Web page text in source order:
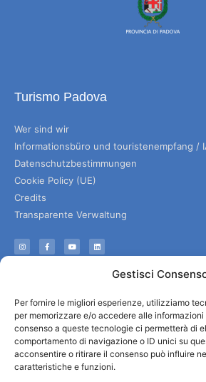
Gestisci
Per fornire le migliori esperienze, utilizziamo
per memorizzare e/o accedere alle
consenso a queste tecnologie ci permetterà di
comportamento di navigazione o ID unici su
acconsentire o ritirare il consenso può influire
caratteristiche e funzioni.
Turismo Padova
Wer sind wir
Informationsbüro und touristenempfang /
Datenschutzbestimmungen
Cookie Policy (UE)
Credits
Transparente Verwaltung
Nützliche Dienstleistungen
Broschüren herunterladen